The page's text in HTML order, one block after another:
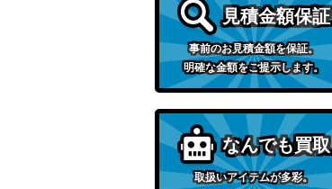
見積金額保証
事前のお見積金額を保証。
明確な金額をご提示します。
なんでも買取
取扱いアイテムが多彩。